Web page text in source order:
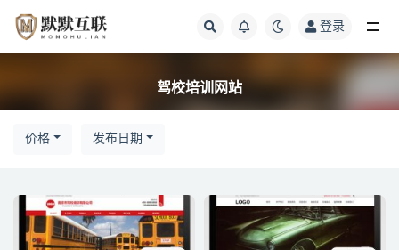
登录
驾校培训网站
价格 发布日期